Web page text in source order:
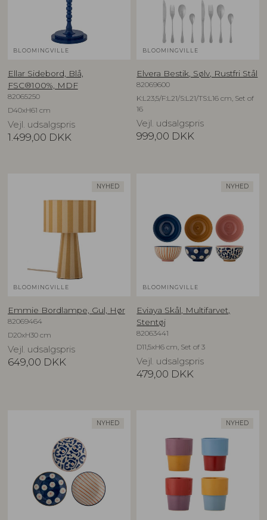
BLOOMINGVILLE
Ellar Sidebord, Blå,
FSC®100%, MDF
82065250
D40xH61 cm
Vejl. udsalgspris
1.499,00 DKK
BLOOMINGVILLE
Elvera Bestik, Sølv, Rustfri Stål
82069600
K:L23,5/F:L21/S:L21/TS:L16 cm, Set of
16
Vejl. udsalgspris
999,00 DKK
NYHED
BLOOMINGVILLE
Emmie Bordlampe, Gul, Hør
82069464
D20xH30 cm
Vejl. udsalgspris
649,00 DKK
NYHED
BLOOMINGVILLE
Eviaya Skål, Multifarvet,
Stentøj
82063441
D11,5xH6 cm, Set of 3
Vejl. udsalgspris
479,00 DKK
NYHED NYHED